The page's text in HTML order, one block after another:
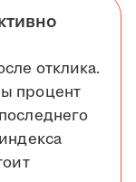
отклика.
процент